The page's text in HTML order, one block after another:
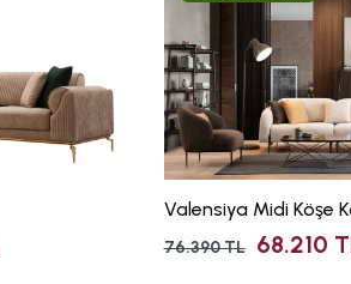
Valensiya Midi Köşe
76.390 TL 68.210